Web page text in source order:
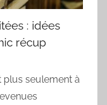
: idées
récup
plus seulement à